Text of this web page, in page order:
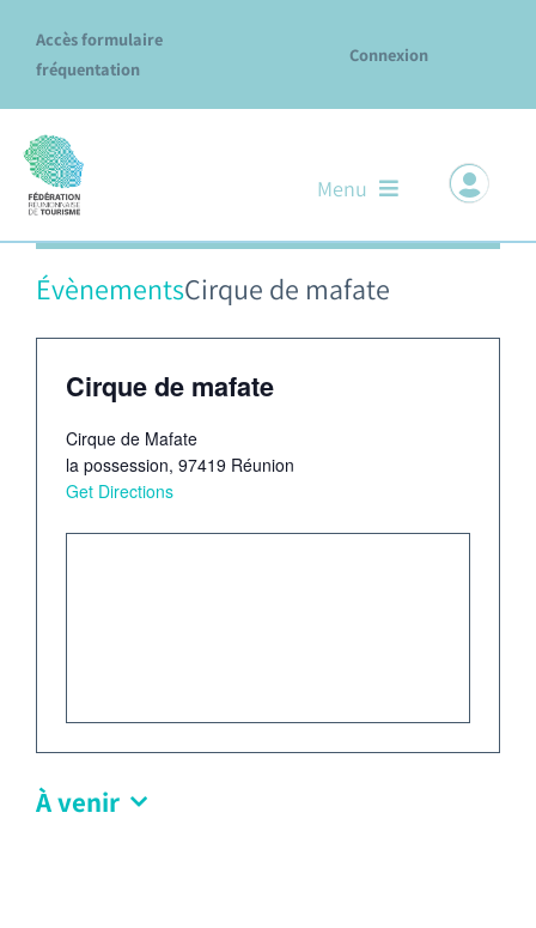
contenu
Accès formulaire
fréquentation
Connexion
Menu
Notre ADN
Le réseau des Offices
Explore La Réunion
Il n’y a pas de évènements à venir.
ÉvènementsCirque de mafate
Cirque de mafate
Cirque de Mafate
la possession, 97419 Réunion
Get Directions
À venir